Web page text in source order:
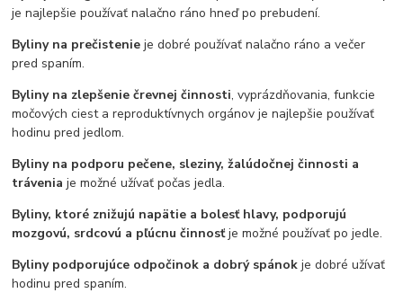
je najlepšie používať nalačno ráno hneď po prebudení.
Byliny na prečistenie je dobré používať nalačno ráno a večer
pred spaním.
Byliny na zlepšenie črevnej činnosti, vyprázdňovania, funkcie
močových ciest a reproduktívnych orgánov je najlepšie používať
hodinu pred jedlom.
Byliny na podporu pečene, sleziny, žalúdočnej činnosti a
trávenia je možné užívať počas jedla.
Byliny, ktoré znižujú napätie a bolesť hlavy, podporujú
mozgovú, srdcovú a pľúcnu činnosťje možné používať po jedle.
Byliny podporujúce odpočinok a dobrý spánok je dobré užívať
hodinu pred spaním.